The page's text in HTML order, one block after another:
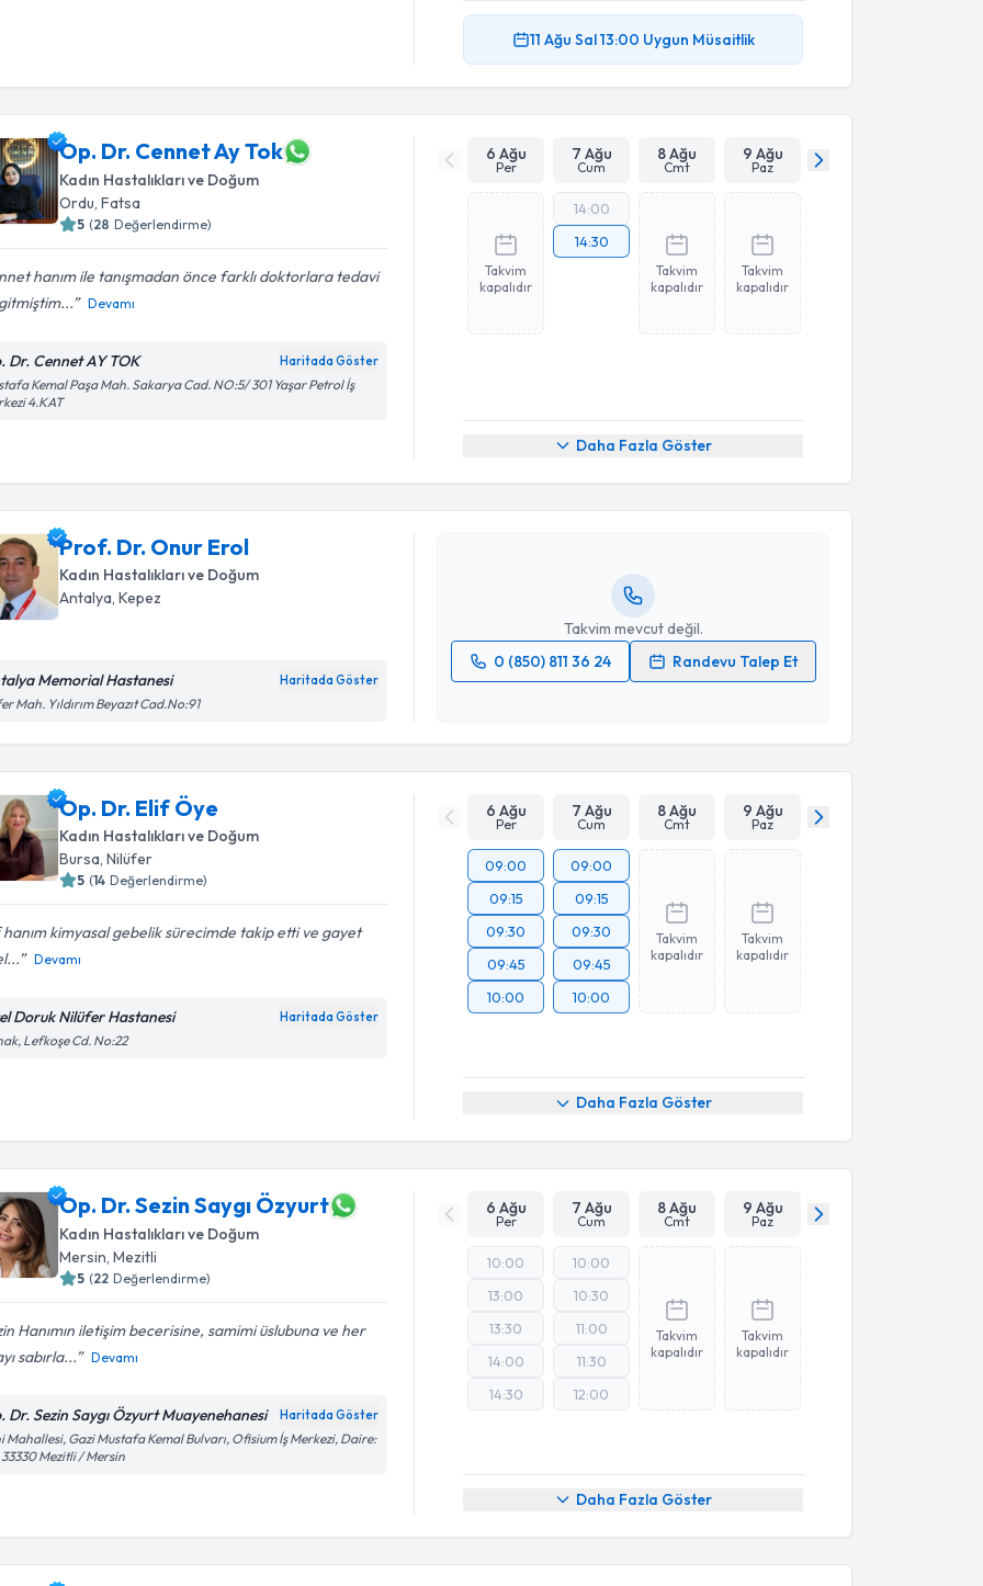
11 Ağu Sal13:00 Uygun Müsaitlik
Op. Dr. Cennet Ay Tok
Kadın Hastalıkları ve Doğum
Ordu ,Fatsa
5 (28 Değerlendirme)
hanım ile tanışmadan önce farklı doktorlara tedavi
Devamı
Dr. Cennet AY TOK Haritada Göster
Kemal Paşa Mah. Sakarya Cad. NO:5/ 301 Yaşar Petrol İş
4.KAT
6 Ağu
Per
7 Ağu
Cum
8 Ağu
Cmt
9 Ağu
Paz
Takvim
kapalıdır
14:00
14:30
Takvim
kapalıdır
Takvim
kapalıdır
Daha Fazla Göster
Prof. Dr. Onur Erol
Kadın Hastalıkları ve Doğum
Antalya,Kepez
Memorial Hastanesi Haritada Göster
Mah. Yıldırım Beyazıt Cad.No:91
Takvim mevcut değil.
0 (850) 811 36 24
Randevu Talep Et
Randevu Takvimi Talebi
işlenmesini kabul ediyorum.
Takvim Talebini Gönder
Op. Dr. Elif Öye
Kadın Hastalıkları ve Doğum
Bursa,Nilüfer
5 (14 Değerlendirme)
hanım kimyasal gebelik sürecimde takip etti ve gayet
Devamı
Doruk Nilüfer Hastanesi Haritada Göster
Lefkoşe Cd. No:22
6 Ağu
Per
7 Ağu
Cum
8 Ağu
Cmt
9 Ağu
Paz
09:00
09:15
09:30
09:45
10:00
09:00
09:15
09:30
09:45
10:00
Takvim
kapalıdır
Takvim
kapalıdır
Daha Fazla Göster
Op. Dr. Sezin Saygı Özyurt
Kadın Hastalıkları ve Doğum
Mersin ,Mezitli
5 (22 Değerlendirme)
Hanımın iletişim becerisine, samimi üslubuna ve her
sabırla...
Devamı
Dr. Sezin Saygı Özyurt Muayenehanesi Haritada Göster
Mahallesi, Gazi Mustafa Kemal Bulvarı, Ofisium İş Merkezi, Daire:
Mezitli / Mersin
6 Ağu
Per
7 Ağu
Cum
8 Ağu
Cmt
9 Ağu
Paz
10:00
13:00
13:30
14:00
14:30
10:00
10:30
11:00
11:30
12:00
Takvim
kapalıdır
Takvim
kapalıdır
Daha Fazla Göster